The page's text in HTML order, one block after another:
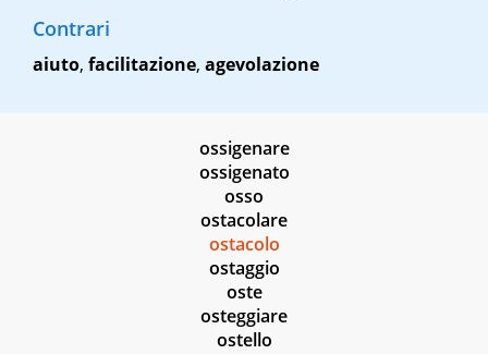
Contrari
aiuto, facilitazione, agevolazione
ossigenare
ossigenato
osso
ostacolare
ostacolo
ostaggio
oste
osteggiare
ostello